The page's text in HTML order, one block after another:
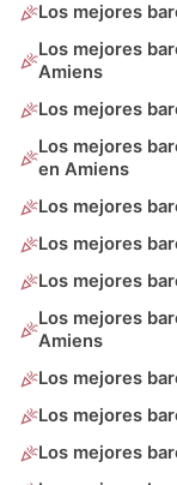
Los mejores
Los mejores
Amiens
Los mejores
Los mejores
en Amiens
Los mejores
Los mejores
Los mejores
Los mejores
Amiens
Los mejores
Los mejores
Los mejores